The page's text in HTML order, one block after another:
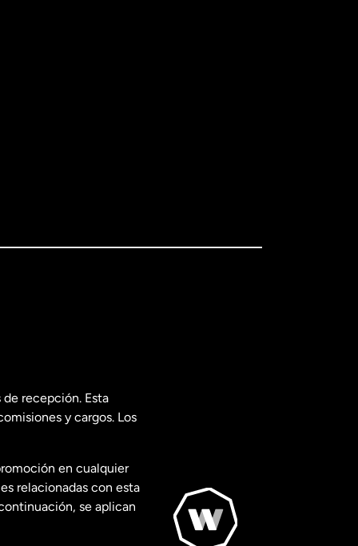
recepción. Esta
y cargos. Los
en cualquier
relacionadas con esta
se aplican